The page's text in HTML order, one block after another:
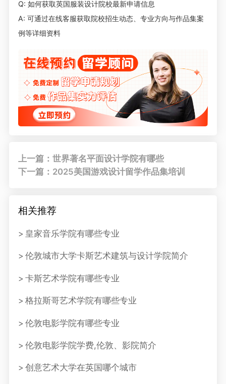
Q: 如何获取英国服装设计院校最新申请信息
A: 可通过在线客服获取院校招生动态、专业方向与作品集案
例等详细资料
上一篇：世界著名平面设计学院有哪些
下一篇：2025美国游戏设计留学作品集培训
相关推荐
皇家音乐学院有哪些专业
伦敦城市大学卡斯艺术建筑与设计学院简介
卡斯艺术学院有哪些专业
格拉斯哥艺术学院有哪些专业
伦敦电影学院有哪些专业
伦敦电影学院学费,伦敦、影院简介
创意艺术大学在英国哪个城市